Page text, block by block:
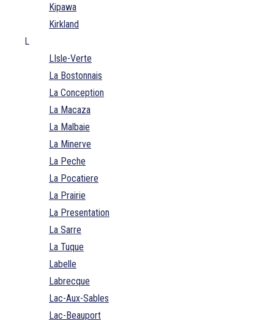
Kipawa
Kirkland
L
LIsle-Verte
La Bostonnais
La Conception
La Macaza
La Malbaie
La Minerve
La Peche
La Pocatiere
La Prairie
La Presentation
La Sarre
La Tuque
Labelle
Labrecque
Lac-Aux-Sables
Lac-Beauport